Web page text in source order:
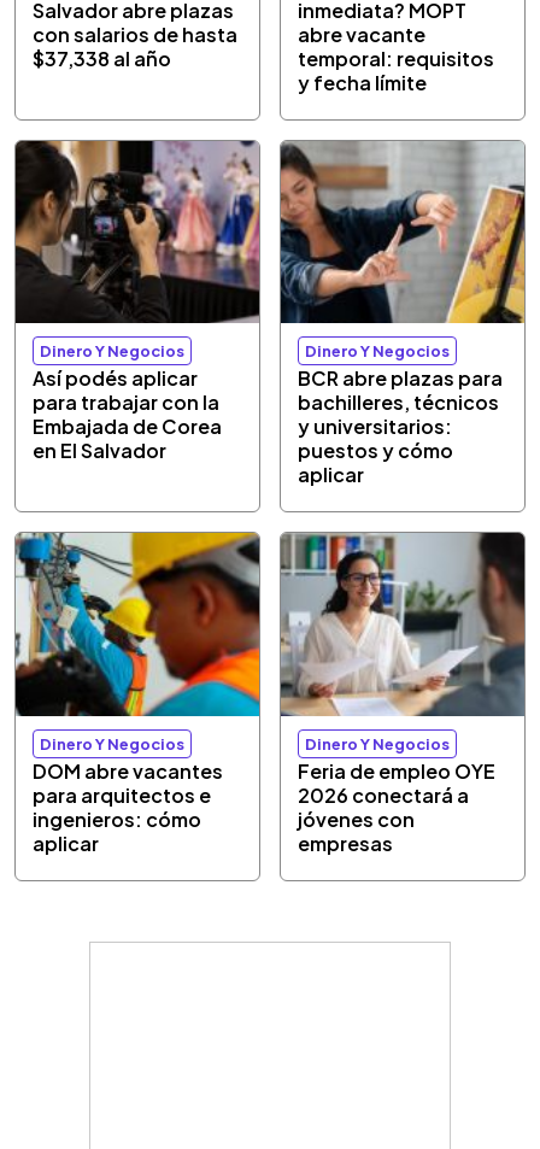
Salvador abre plazas
con salarios de hasta
$37,338 al año
inmediata? MOPT
abre vacante
temporal: requisitos
y fecha límite
Dinero Y Negocios
Así podés aplicar
para trabajar con la
Embajada de Corea
en El Salvador
Dinero Y Negocios
BCR abre plazas para
bachilleres, técnicos
y universitarios:
puestos y cómo
aplicar
Dinero Y Negocios
DOM abre vacantes
para arquitectos e
ingenieros: cómo
aplicar
Dinero Y Negocios
Feria de empleo OYE
2026 conectará a
jóvenes con
empresas